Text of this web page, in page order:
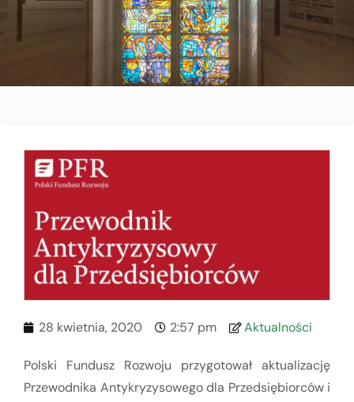
28 kwietnia, 2020 2:57 pm Aktualności
Polski Fundusz Rozwoju przygotował aktualizację
Przewodnika Antykryzysowego dla Przedsiębiorców i